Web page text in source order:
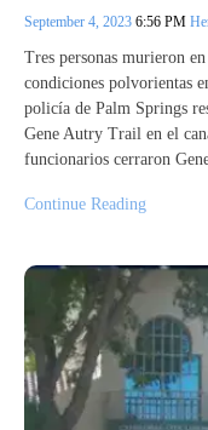
September 4, 2023 6:56 PM
Tres personas murieron
condiciones polvorientas
policía de Palm Springs
Gene Autry Trail en el
funcionarios cerraron
Continue Reading